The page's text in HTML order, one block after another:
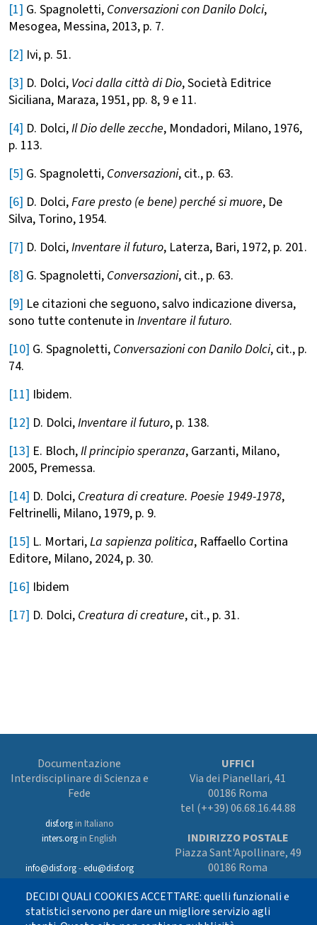
[1] G. Spagnoletti, Conversazioni con Danilo Dolci,
Mesogea, Messina, 2013, p. 7.
[2] Ivi, p. 51.
[3] D. Dolci, Voci dalla città di Dio, Società Editrice
Siciliana, Maraza, 1951, pp. 8, 9 e 11.
[4] D. Dolci,Il Dio delle zecche, Mondadori, Milano, 1976,
p. 113.
[5] G. Spagnoletti, Conversazioni, cit., p. 63.
[6] D. Dolci,Fare presto (e bene) perché si muore, De
Silva, Torino, 1954.
[7] D. Dolci,Inventare il futuro, Laterza, Bari, 1972, p. 201.
[8] G. Spagnoletti, Conversazioni, cit., p. 63.
[9] Le citazioni che seguono, salvo indicazione diversa,
sono tutte contenute in Inventare il futuro.
[10] G. Spagnoletti, Conversazioni con Danilo Dolci, cit., p.
74.
[11] Ibidem.
[12] D. Dolci,Inventare il futuro, p. 138.
[13] E. Bloch,Il principio speranza, Garzanti, Milano,
2005, Premessa.
[14] D. Dolci, Creatura di creature. Poesie 1949-1978,
Feltrinelli, Milano, 1979, p. 9.
[15] L. Mortari,La sapienza politica, Raffaello Cortina
Editore, Milano, 2024, p. 30.
[16] Ibidem
[17] D. Dolci, Creatura di creature, cit., p. 31.
Documentazione
Interdisciplinare di Scienza e
Fede
disf.orgin Italiano
inters.org in English
info@disf.org-edu@disf.org
UFFICI
Via dei Pianellari, 41
00186 Roma
tel (++39) 06.68.16.44.88
INDIRIZZO POSTALE
Piazza Sant'Apollinare, 49
00186 Roma
In collaborazione
con il Servizio
nazionale della CEI
DECIDI QUALI COOKIES ACCETTARE: quelli funzionali e
statistici servono per dare un migliore servizio agli